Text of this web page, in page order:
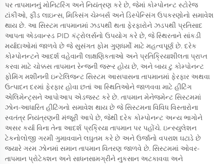
પર તાપમાનનું મોનિટરિંગ અને નિયંત્રણ કરે છે, જેમાં કોમ્પોનન્ટ સ્ટોરેજ
ટાંકીઓ, ફીડ લાઇન્સ, મિક્સિંગ ચેમ્બર્સ અને ડિસ્પેન્સિંગ ઉપકરણોનો સમાવેશ
થાય છે. આ સિસ્ટમ તાપમાનમાં ઝડપથી થતા ફેરફારોને ઝડપથી પ્રતિસાદ
આપતા એડવાન્સ્ડ PID કંટ્રોલર્સનો ઉપયોગ કરે છે, જે સ્થિરતાને સાંકડી
મર્યાદાઓમાં જાળવે છે જે સુસંગત ફોમ ગુણધર્મો માટે મહત્વપૂર્ણ છે. દરેક
કોમ્પોનન્ટને આદર્શ વહેવાની લાક્ષણિકતાઓ અને પ્રતિક્રિયાશીલતા પ્રાપ્ત
કરવા માટે ચોક્કસ તાપમાન રેન્જની જરૂર હોય છે, અને બાય ટુ કોમ્પોનન્ટ
ફોમિંગ મશીનની ઇન્ટેલિજન્ટ સિસ્ટમ આસપાસના તાપમાનમાં ફેરફાર અથવા
ઉત્પાદન દરમાં ફેરફાર હોવા છતાં આ સ્થિતિઓને જાળવવા માટે હીટિંગ
એલિમેન્ટ્સને આપોઆપ એડજસ્ટ કરે છે. તાપમાન મેનેજમેન્ટ સિસ્ટમમાં
ઝોન-આધારિત હીટિંગનો સમાવેશ થાય છે જે સિસ્ટમના વિવિધ વિસ્તારોના
સ્વતંત્ર નિયંત્રણની મંજૂરી આપે છે, જેથી દરેક કોમ્પોનન્ટ અન્ય ભાગોને
અસર કર્યા વિના તેના આદર્શ પ્રક્રિયા તાપમાન પર પહોંચે. ઇન્સ્યુલેશન
ટેકનોલોજી ગરમી ગુમાવવાને લઘુતમ કરે છે અને ઉર્જાનો વપરાશ ઘટાડે છે
જ્યારે ગરમ ઝોનમાં સમાન તાપમાન વિતરણ જાળવે છે. સિસ્ટમમાં ઓવર-
તાપમાન પ્રોટેક્શન અને સાધનસામગ્રીને નુકસાન અટકાવવા અને